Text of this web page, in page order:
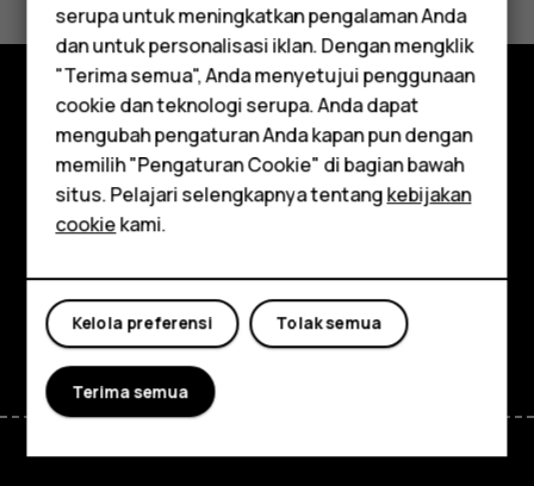
Smartphone
Feature phones
Aksesori
Tablet
Ya Tidak
Jelajahi
Tentang
Planet and people
Dukungan
FacebookInstagram
TiktokYoutubeLinkedinDiscord
serupa untuk meningkatkan pengalaman Anda
dan untuk personalisasi iklan. Dengan mengklik
"Terima semua", Anda menyetujui penggunaan
cookie dan teknologi serupa. Anda dapat
mengubah pengaturan Anda kapan pun dengan
memilih "Pengaturan Cookie" di bagian bawah
situs. Pelajari selengkapnya tentangkebijakan
cookiekami.
Tolak semua
Kelola preferensi
Terima semua